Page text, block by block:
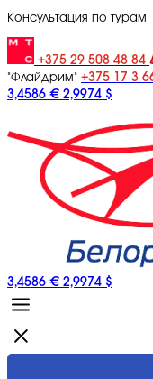
Консультация по турам
+375 29 508 48 84
"Флайдрим" +375 17 3
3,4586 € 2,9974 $
3,4586 € 2,9974 $